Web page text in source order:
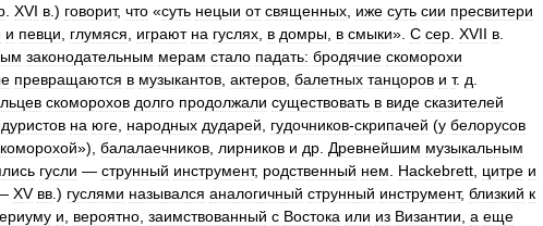
XVI в .) говорит, что «суть нецыи от священных иже суть сии пресвитери
и певци глумяся играют на гуслях в домры в смыки». С сер XVII в
законодательным мерам стало падать: бродячие скоморохи
превращаются в музыкантов актеров балетных танцоров и т. д
скоморохов долго продолжали существовать в виде сказителей
на юге народных дударей гудочников-скрипачей (у белорусов
»), балалаечников лирников и др Древнейшим музыкальным
гусли — струнный инструмент, родственный нем Hackebrett цитре и
XV вв .) гуслями назывался аналогичный струнный инструмент, близкий к
и вероятно заимствованный с Востока или из Византии а еще